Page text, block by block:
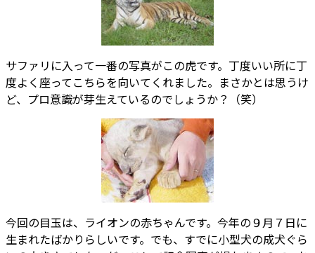
サファリに入って一番の写真がこの虎です。丁度いい所に丁
度よく座ってこちらを向いてくれました。まさかとは思うけ
ど、プロ意識が芽生えているのでしょうか？（笑）
今回の目玉は、ライオンの赤ちゃんです。今年の９月７日に
生まれたばかりらしいです。でも、すでに小型犬の成犬ぐら